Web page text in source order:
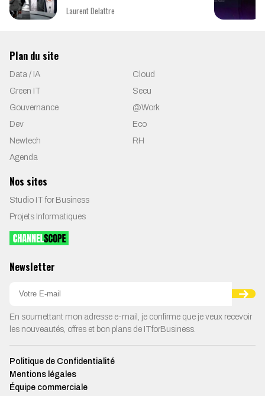
Laurent Delattre
Plan du site
Data / IA
Cloud
Green IT
Secu
Gouvernance
@Work
Dev
Eco
Newtech
RH
Agenda
Nos sites
Studio IT for Business
Projets Informatiques
Newsletter
En soumettant mon adresse e-mail, je confirme que je veux recevoir
les nouveautés, offres et bon plans de ITforBusiness.
Politique de Confidentialité
Mentions légales
Équipe commerciale